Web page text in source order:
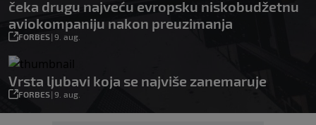
čeka drugu najveću evropsku niskobudžetnu
aviokompaniju nakon preuzimanja
FORBES| 9. aug.
Vrsta ljubavi koja se najviše zanemaruje
FORBES| 9. aug.